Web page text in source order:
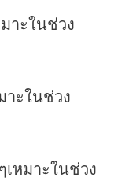
าะในช่วง
ะในช่วง
หมาะในช่วง